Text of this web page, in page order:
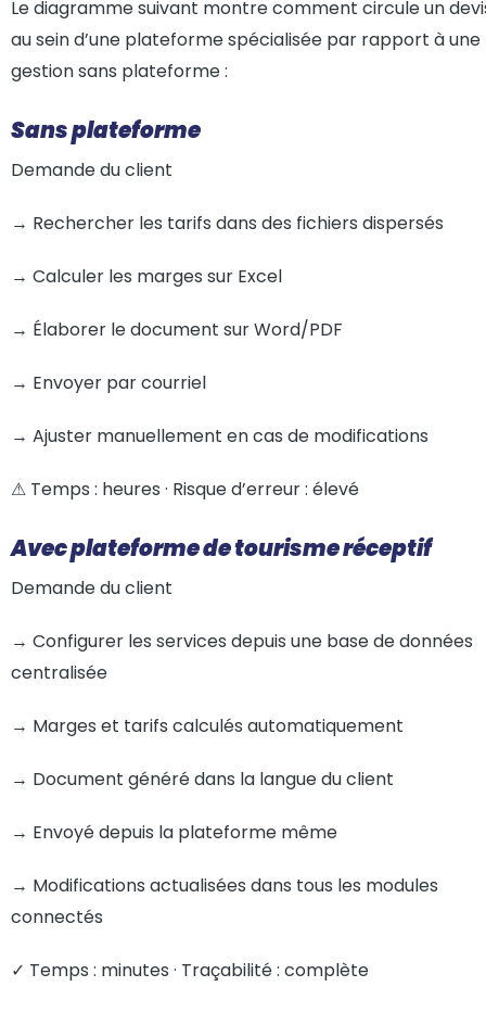
Le diagramme suivant montre comment circule un
au sein d’une plateforme spécialisée par rapport à une
gestion sans plateforme :
Sans plateforme
Demande du client
→ Rechercher les tarifs dans des fichiers dispersés
→ Calculer les marges sur Excel
→ Élaborer le document sur Word/PDF
→ Envoyer par courriel
→ Ajuster manuellement en cas de modifications
⚠ Temps : heures · Risque d’erreur : élevé
Avec plateforme de tourisme réceptif
Demande du client
→ Configurer les services depuis une base de données
centralisée
→ Marges et tarifs calculés automatiquement
→ Document généré dans la langue du client
→ Envoyé depuis la plateforme même
→ Modifications actualisées dans tous les modules
connectés
✓ Temps : minutes · Traçabilité : complète